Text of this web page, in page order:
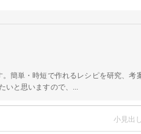
簡単・時短で作れるレシピを研究、考
いと思いますので、...